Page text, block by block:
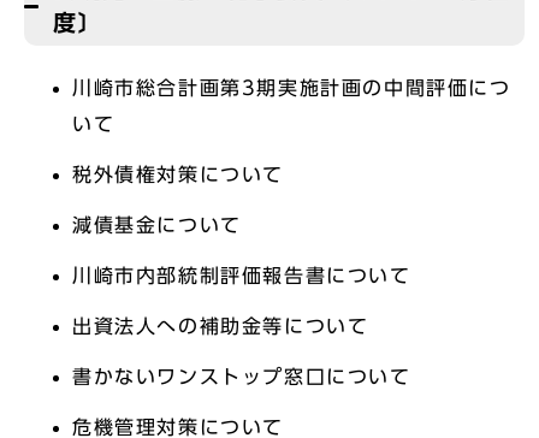
度〕
川崎市総合計画第3期実施計画の中間評価につ
いて
税外債権対策について
減債基金について
川崎市内部統制評価報告書について
出資法人への補助金等について
書かないワンストップ窓口について
危機管理対策について